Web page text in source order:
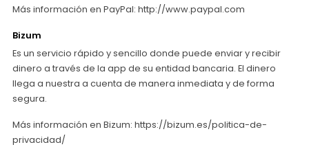
Más información en PayPal: http://www.paypal.com
Bizum
Es un servicio rápido y sencillo donde puede enviar y recibir
dinero a través de la app de su entidad bancaria. El dinero
llega a nuestra a cuenta de manera inmediata y de forma
segura.
Más información en Bizum: https://bizum.es/politica-de-
privacidad/